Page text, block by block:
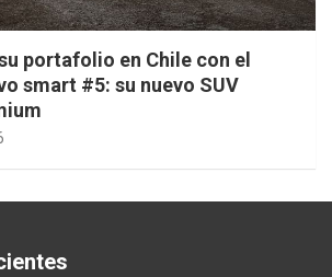
portafolio en Chile con el
smart #5: su nuevo SUV